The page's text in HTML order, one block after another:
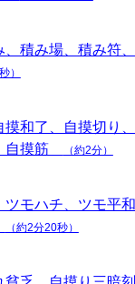
、積み場、積み符
）
摸和了、自摸切り
自摸筋
（約2分）
ツモハチ、ツモ平
（約2分20秒）